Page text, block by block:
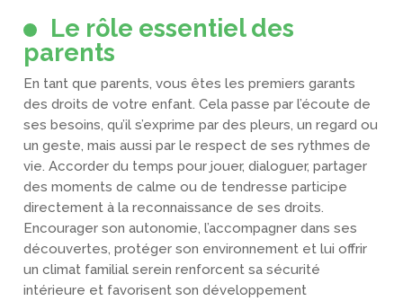
Le rôle essentiel des
parents
En tant que parents, vous êtes les premiers garants
des droits de votre enfant. Cela passe par l’écoute de
ses besoins, qu’il s’exprime par des pleurs, un regard ou
un geste, mais aussi par le respect de ses rythmes de
vie. Accorder du temps pour jouer, dialoguer, partager
des moments de calme ou de tendresse participe
directement à la reconnaissance de ses droits.
Encourager son autonomie, l’accompagner dans ses
découvertes, protéger son environnement et lui offrir
un climat familial serein renforcent sa sécurité
intérieure et favorisent son développement